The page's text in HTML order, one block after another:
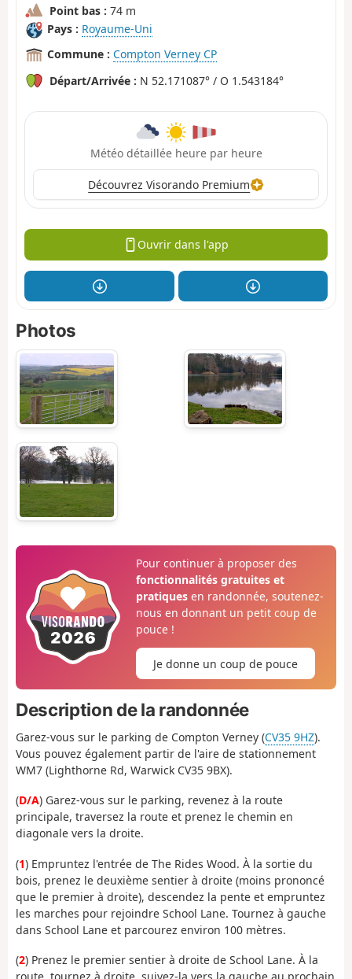
Point bas : 74 m
Pays : Royaume-Uni
Commune : Compton Verney CP
Départ/Arrivée : N 52.171087° / O 1.543184°
Météo détaillée heure par heure
Découvrez Visorando Premium
Ouvrir dans l'app
Photos
Pour continuer à proposer des
fonctionnalités gratuites et
pratiquesen randonnée, soutenez-
nous en donnant un petit coup de
pouce !
Je donne un coup de pouce
Description de la randonnée
Garez-vous sur le parking de Compton Verney (CV35 9HZ).
Vous pouvez également partir de l'aire de stationnement
WM7 (Lighthorne Rd, Warwick CV35 9BX).
(D/A) Garez-vous sur le parking, revenez à la route
principale, traversez la route et prenez le chemin en
diagonale vers la droite.
(1) Empruntez l'entrée de The Rides Wood. À la sortie du
bois, prenez le deuxième sentier à droite (moins prononcé
que le premier à droite), descendez la pente et empruntez
les marches pour rejoindre School Lane. Tournez à gauche
dans School Lane et parcourez environ 100 mètres.
(2) Prenez le premier sentier à droite de School Lane. À la